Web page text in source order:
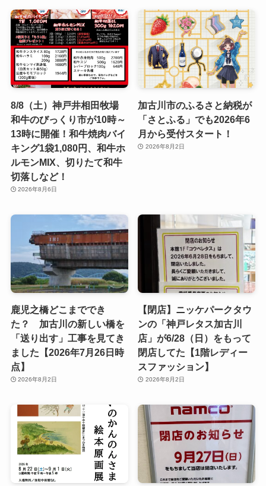
8/8（土）神戸井相田牧場
和牛のびっくり市が10時～
13時に開催！和牛焼肉バイ
キング1袋1,080円、和牛ホ
ルモンMIX、切りたて和牛
切落しなど！
2026年8月6日
加古川市のふるさと納税が
「さとふる」でも2026年6
月から受付スタート！
2026年8月2日
鹿児之橋どこまででき
た？ 加古川の新しい橋を
「送り出す」工事を見てき
ました【2026年7月26日時
点】
2026年8月2日
【閉店】ニッケパークタウ
ンの「神戸レタス加古川
店」が6/28（日）をもって
閉店してた【1階レディー
スファッション】
2026年8月2日